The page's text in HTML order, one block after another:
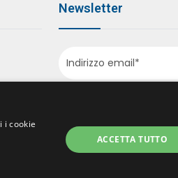
Newsletter
Accetto le
i cookie
ACCETTA TUTTO